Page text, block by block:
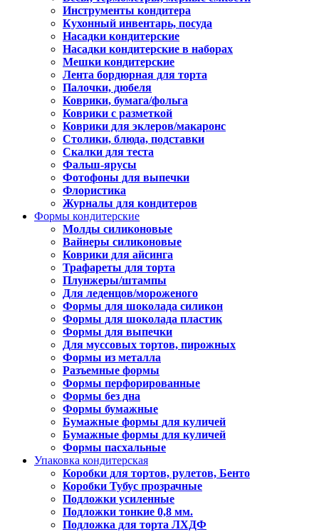
Инструменты кондитера
Кухонный инвентарь, посуда
Насадки кондитерские
Насадки кондитерские в наборах
Мешки кондитерские
Лента бордюрная для торта
Палочки, дюбеля
Коврики, бумага/фольга
Коврики с разметкой
Коврики для эклеров/макаронс
Столики, блюда, подставки
Скалки для теста
Фальш-ярусы
Фотофоны для выпечки
Флористика
Журналы для кондитеров
Формы кондитерские
Молды силиконовые
Вайнеры силиконовые
Коврики для айсинга
Трафареты для торта
Плунжеры/штампы
Для леденцов/мороженого
Формы для шоколада силикон
Формы для шоколада пластик
Формы для выпечки
Для муссовых тортов, пирожных
Формы из металла
Разъемные формы
Формы перфорированные
Формы без дна
Формы бумажные
Бумажные формы для куличей
Бумажные формы для куличей
Формы пасхальные
Упаковка кондитерская
Коробки для тортов, рулетов, Бенто
Коробки Тубус прозрачные
Подложки усиленные
Подложки тонкие 0,8 мм.
Подложка для торта ЛХДФ